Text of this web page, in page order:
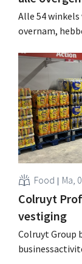
Alle 54 winkels
overnam,
Al is die
Food Ma,
Colruyt
vestiging
Colruyt Group